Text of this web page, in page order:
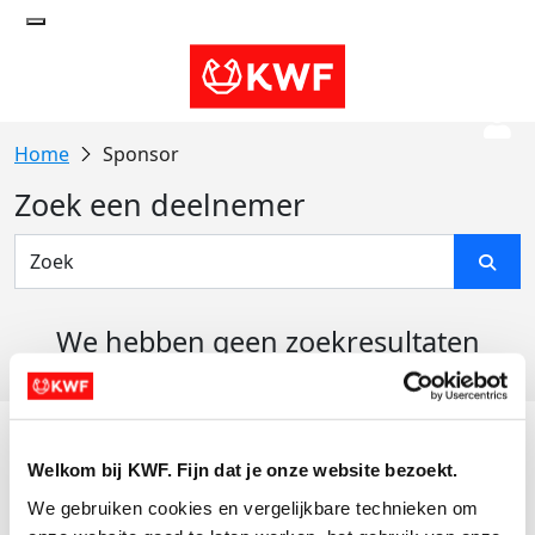
Welkom bij KWF. Fijn dat je onze website bezoekt.
We gebruiken cookies en vergelijkbare technieken om
Sponsor
Zoek een deelnemer
We hebben geen zoekresultaten
Actiematerialen
Evenementen